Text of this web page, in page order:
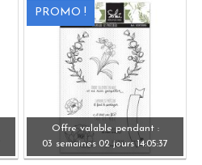
PROMO !
Offre valable pendant :
03 semaines 02 jours 14:05:37